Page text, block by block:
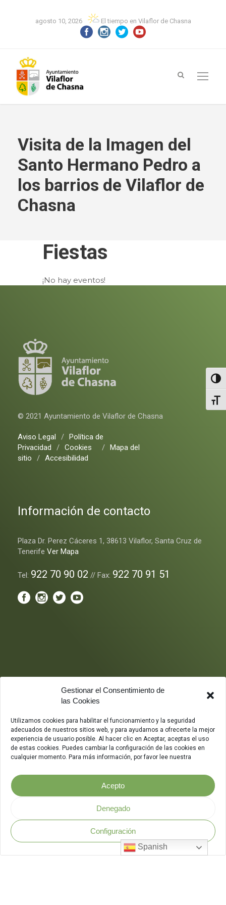
Gestionar el Consentimiento de
las Cookies
Utilizamos cookies para habilitar el funcionamiento y la seguridad
adecuados de nuestros sitios web, y para ayudarnos a ofrecerte la mejor
experiencia de usuario posible. Al hacer clic en Aceptar, aceptas el uso
de estas cookies. Puedes cambiar la configuración de las cookies en
cualquier momento. Para más información, por favor lee nuestra
Acepto
Denegado
Configuración
agosto 10, 2026 El tiempo en Vilaflor de Chasna
Visita de la Imagen del
Santo Hermano Pedro a
los barrios de Vilaflor de
Chasna
Fiestas
¡No hay eventos!
© 2021 Ayuntamiento de Vilaflor de Chasna
Aviso Legal / Política de
Privacidad
/ Cookies / Mapa del
sitio
/ Accesibilidad
Información de contacto
Plaza Dr. Perez Cáceres 1, 38613 Vilaflor, Santa Cruz de
Tenerife Ver Mapa
Tel: 922 70 90 02 // Fax: 922 70 91 51
Política de Seguridad
Spanish